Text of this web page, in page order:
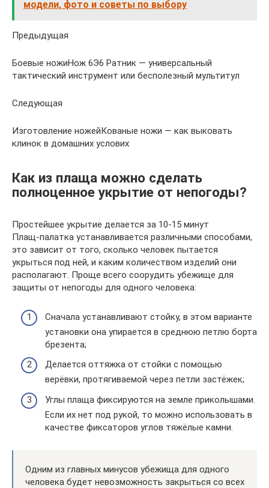
модели, фото и советы по выбору
Предыдущая
Боевые ножиНож 6Э6 Ратник — универсальный
тактический инструмент или бесполезный мультитул
Следующая
Изготовление ножейКованые ножи — как выковать
клинок в домашних услових
Как из плаща можно сделать
полноценное укрытие от непогоды?
Простейшее укрытие делается за 10-15 минут
Плащ-палатка устанавливается различными способами,
это зависит от того, сколько человек пытается
укрыться под ней, и каким количеством изделий они
располагают. Проще всего соорудить убежище для
защиты от непогоды для одного человека:
Сначала устанавливают стойку, в этом варианте
установки она упирается в среднюю петлю борта
брезента;
Делается оттяжка от стойки с помощью
верёвки, протягиваемой через петли застёжек;
Углы плаща фиксируются на земле приколышами.
Если их нет под рукой, то можно использовать в
качестве фиксаторов углов тяжёлые камни.
Одним из главных минусов убежища для одного
человека будет невозможность закрыться со всех